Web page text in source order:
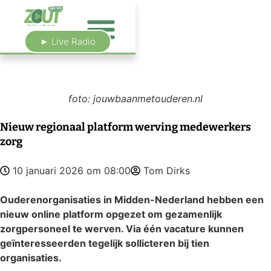
► Live Radio
foto: jouwbaanmetouderen.nl
Nieuw regionaal platform werving medewerkers
zorg
10 januari 2026 om 08:00 Tom Dirks
Ouderenorganisaties in Midden-Nederland hebben een
nieuw online platform opgezet om gezamenlijk
zorgpersoneel te werven. Via één vacature kunnen
geïnteresseerden tegelijk sollicteren bij tien
organisaties.